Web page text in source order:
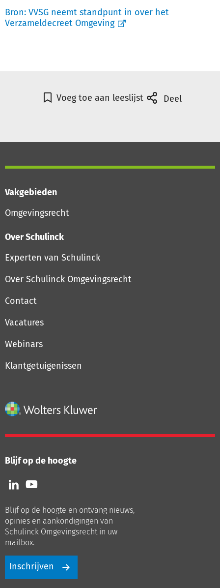
Bron: VVSG neemt standpunt in over het
Verzameldecreet Omgeving
Voeg toe aan leeslijst Deel
Vakgebieden
Omgevingsrecht
Over Schulinck
Experten van Schulinck
Over Schulinck Omgevingsrecht
Contact
Vacatures
Webinars
Klantgetuigenissen
Blijf op de hoogte
Volg
ons
LinkedIn
Volg
ons
Youtube
Blijf op de hoogte en ontvang nieuws,
opinies en aankondigingen van
Schulinck Omgevingsrecht in uw
mailbox.
Inschrijven